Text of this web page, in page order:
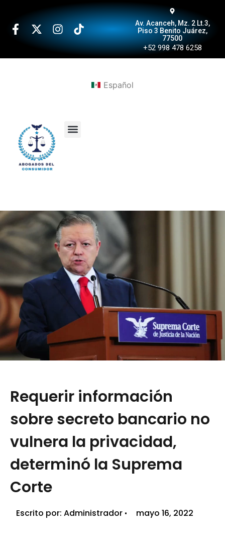
Av. Acanceh, Mz. 2 Lt.3,
Piso 3 Benito Juárez,
77500
+52 998 478 6258
Español
Requerir información
sobre secreto bancario no
vulnera la privacidad,
determinó la Suprema
Corte
Escrito por: Administrador mayo 16, 2022